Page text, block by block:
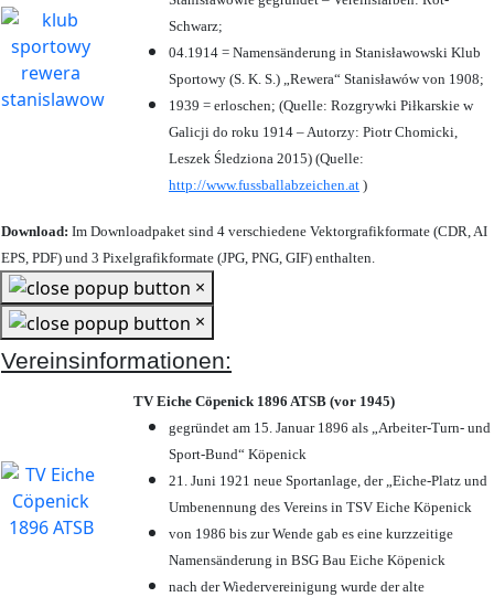
Schwarz;
04.1914 = Namensänderung in Stanisławowski Klub
Sportowy (S. K. S.) „Rewera“ Stanisławów von 1908;
1939 = erloschen; (Quelle: Rozgrywki Piłkarskie w
Galicji do roku 1914 – Autorzy: Piotr Chomicki,
Leszek Śledziona 2015) (Quelle:
http://www.fussballabzeichen.at )
Download: Im Downloadpaket sind 4 verschiedene Vektorgrafikformate (CDR, AI
EPS, PDF) und 3 Pixelgrafikformate (JPG, PNG, GIF) enthalten.
×
×
Vereinsinformationen:
TV Eiche Cöpenick 1896 ATSB (vor 1945)
gegründet am 15. Januar 1896 als „Arbeiter-Turn- und
Sport-Bund“ Köpenick
21. Juni 1921 neue Sportanlage, der „Eiche-Platz und
Umbenennung des Vereins in TSV Eiche Köpenick
von 1986 bis zur Wende gab es eine kurzzeitige
Namensänderung in BSG Bau Eiche Köpenick
nach der Wiedervereinigung wurde der alte